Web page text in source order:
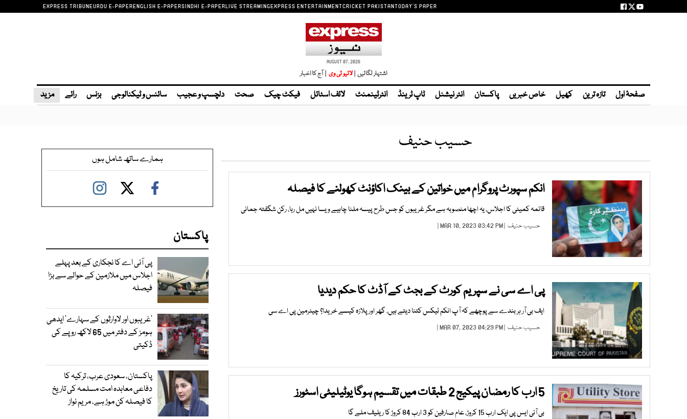
EXPRESS TRIBUNEURDU E-PAPERENGLISH E-PAPERSINDHI E-PAPERLIVE STREAMINGEXPRESS ENTERTAINMENTCRICKET PAKISTANTODAY'S PAPER
AUGUST 07, 2026
اشتہار لگائیں |لائیو ٹی وی | آج کا اخبار
صفحۂ اول تازہ ترین کھیل خاص خبریں پاکستان انٹر نیشنل ٹاپ ٹرینڈ انٹرٹینمنٹ لائف اسٹائل فیکٹ چیک صحت دلچسپ و عجیب سائنس و ٹیکنالوجی بزنس رائے مزید
حسیب حنیف
انکم سپورٹ پروگرام میں خواتین کے بینک اکاؤنٹ کھولنے کا فیصلہ
قائمہ کمیٹی کا اجلاس، یہ اچھا منصوبہ ہے مگر غریبوں کو جس طرح پیسہ ملنا چاہیے ویسا نہیں مل رہا، رکن شگفتہ جمانی
حسیب حنیف | MAR 10, 2023 03:42 PM |
پی اے سی نے سپریم کورٹ کے بجٹ کے آڈٹ کا حکم دیدیا
ایف بی آر ہر بندے سے پوچھے کہ آپ انکم ٹیکس کتنا دیتے ہیں، گھر اور پلازہ کیسے خریدا؟ چیئرمین پی اے سی
حسیب حنیف | MAR 07, 2023 04:29 PM |
5 ارب کا رمضان پیکیج 2 طبقات میں تقسیم ہوگا یوٹیلیٹی اسٹورز
بی آئی ایس پی ایک ارب 15 کروڑ، عام صارفین کو 3 ارب 84 کروڑ کا ریلیف ملے گا
ہمارے ساتھ شامل ہوں
پاکستان
پی آئی اے کا نجکاری کے بعد پہلے
اجلاس میں ملازمین کے حوالے سے بڑا
فیصلہ
’غریبوں اور لاوارثوں کے سہارے‘ ایدھی
ہومز کے دفتر میں 65 لاکھ روپے کی
ڈکیتی
پاکستان، سعودی عرب، ترکیہ کا
دفاعی معاہدہ امت مسلمہ کی تاریخ
کا فیصلہ کن موڑ ہے، مریم نواز